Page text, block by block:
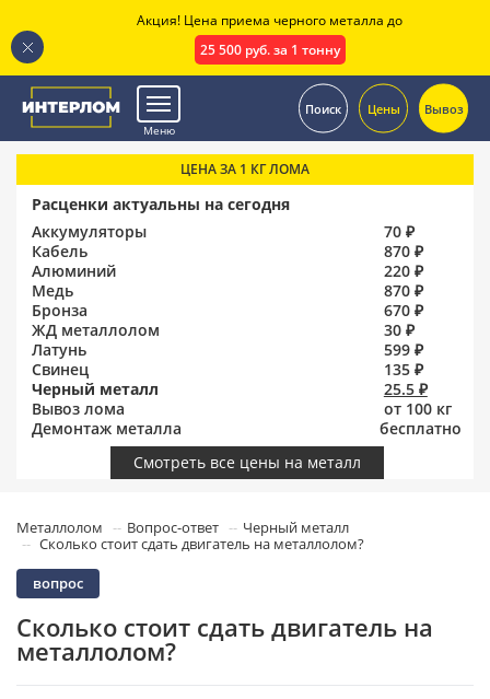
Меню
Поиск Цены Вывоз
ЦЕНА ЗА 1 КГ ЛОМА
Расценки актуальны на сегодня
Аккумуляторы
70 ₽
Кабель
870 ₽
Алюминий
220 ₽
Медь
870 ₽
Бронза
670 ₽
ЖД металлолом
30 ₽
Латунь
599 ₽
Свинец
135 ₽
Черный металл
25.5 ₽
Вывоз лома
от 100 кг
Демонтаж металла
бесплатно
Смотреть все цены на металл
Металлолом Вопрос-ответ
Черный металл
Сколько стоит сдать двигатель на металлолом?
вопрос
Сколько стоит сдать двигатель на
металлолом?
Акция! Цена приема черного металла до
25 500 руб. за 1 тонну
.